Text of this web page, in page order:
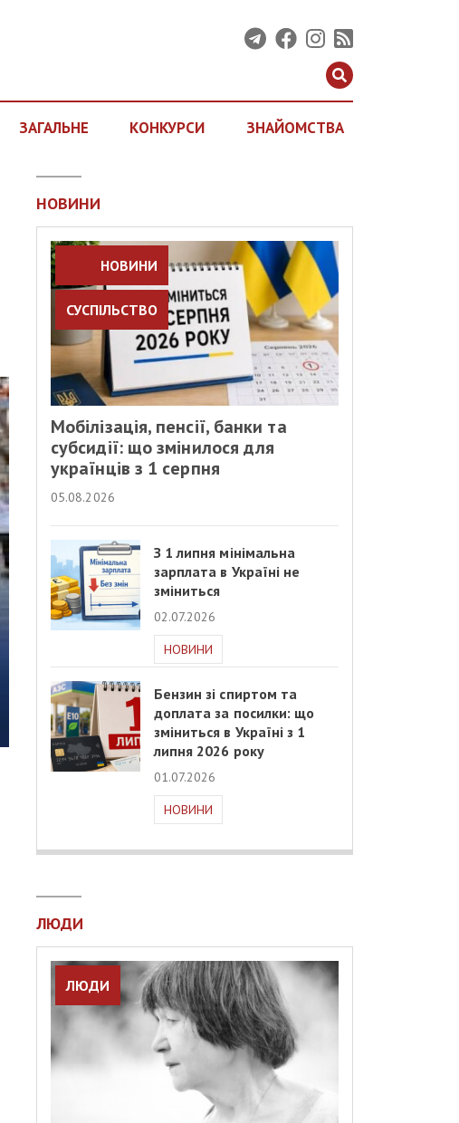
ЗАГАЛЬНЕ КОНКУРСИ ЗНАЙОМСТВА
НОВИНИ
НОВИНИ
СУСПІЛЬСТВО
Мобілізація, пенсії, банки та
субсидії: що змінилося для
українців з 1 серпня
05.08.2026
З 1 липня мінімальна
зарплата в Україні не
зміниться
02.07.2026
НОВИНИ
Бензин зі спиртом та
доплата за посилки: що
зміниться в Україні з 1
липня 2026 року
01.07.2026
НОВИНИ
ЛЮДИ
ЛЮДИ